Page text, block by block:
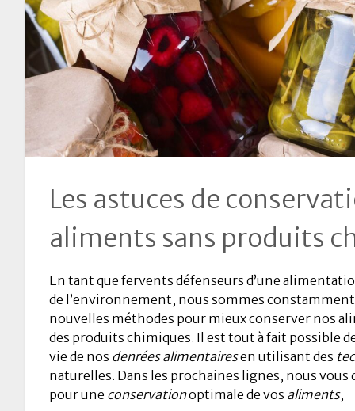
Les astuces de
aliments sans produits
En tant que fervents défenseurs d’une
de l’environnement, nous sommes constamment
nouvelles méthodes pour mieux conserver nos
des produits chimiques. Il est tout à fait possible
vie de nos denrées alimentairesen utilisant des
naturelles. Dans les prochaines lignes, nous vous
pour une conservationoptimale de vos aliments,